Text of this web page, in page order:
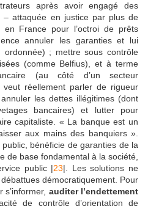
après avoir engagé des
– attaquée en justice par plus de
France pour l’octroi de prêts
annuler les garanties et lui
; mettre sous contrôle
(comme Belfius), et à terme
(au côté d’un secteur
réellement parler de rigueur
les dettes illégitimes (dont
bancaires) et lutter pour
capitaliste. « La banque est un
aux mains des banquiers ».
bénéficie de garanties de la
de base fondamental à la société,
public |23|. Les solutions ne
démocratiquement. Pour
auditer l’endettement
de contrôle d’orientation de